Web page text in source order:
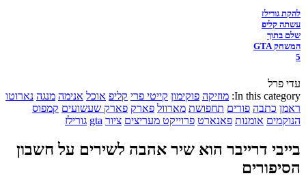
להקת גורילז
עשתה קליפ
שלם בתוך
המשחק GTA
5
עדי פרל
In this category: מוזיקה פוקימון קייטי פרי קליפ אוכל אנימה מנגה נארוטו
ראמן כתבה פורים תחפושת מארוול פארק פארק שעשועים קמפוס
הנוקמים אומנות פאנארט פרוייקט מעריצים ציור gta גורילז
בייבי דרייבר הוא שיר אהבה לשירים על חשבון
הסיפורים